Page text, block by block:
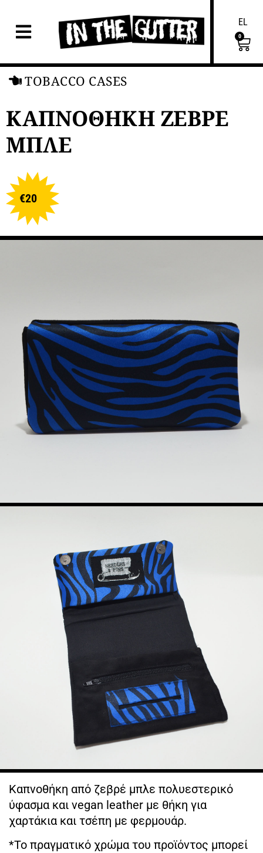
EL
0
TOBACCO CASES
ΚΑΠΝΟΘΗΚΗ ΖΕΒΡΕ
ΜΠΛΕ
€20
Καπνοθήκη από ζεβρέ μπλε πολυεστερικό
ύφασμα και vegan leather με θήκη για
χαρτάκια και τσέπη με φερμουάρ.
*Το πραγματικό χρώμα του προϊόντος μπορεί